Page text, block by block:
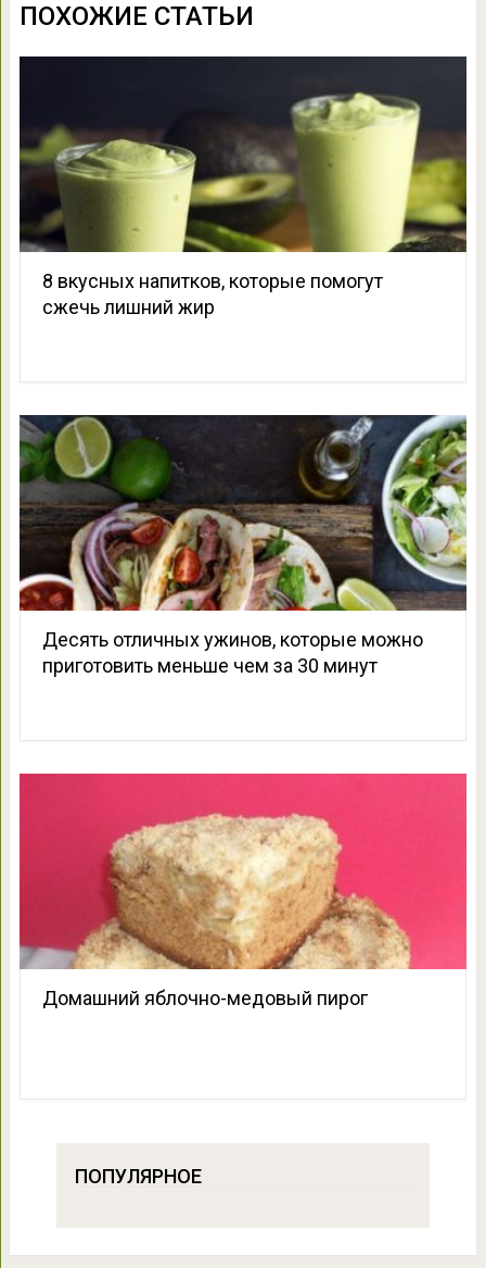
ПОХОЖИЕ СТАТЬИ
8 вкусных напитков, которые помогут
сжечь лишний жир
Десять отличных ужинов, которые можно
приготовить меньше чем за 30 минут
Домашний яблочно-медовый пирог
ПОПУЛЯРНОЕ